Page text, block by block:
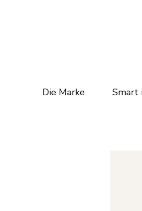
Die Marke Smart